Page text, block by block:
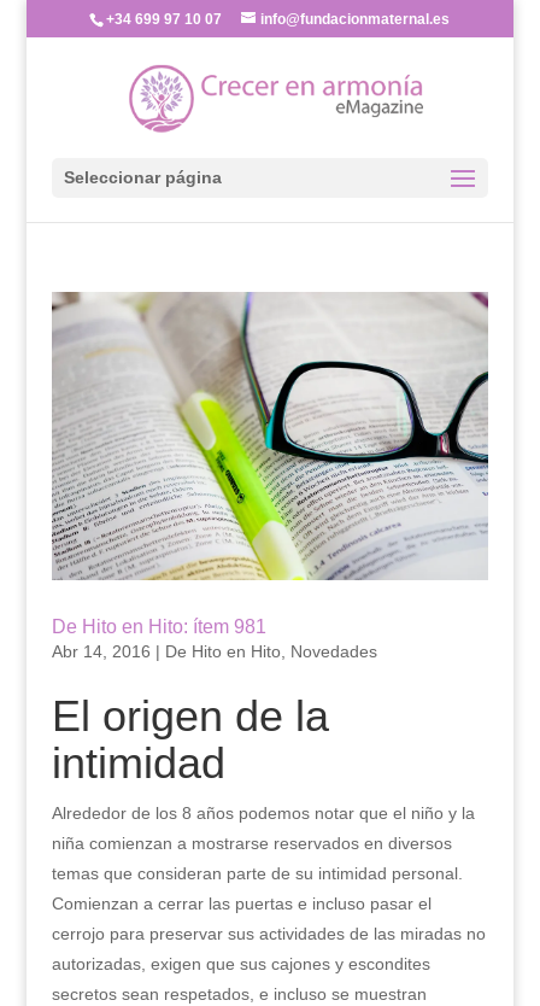
+34 699 97 10 07 info@fundacionmaternal.es
Seleccionar página
De Hito en Hito: ítem 981
Abr 14, 2016 | De Hito en Hito, Novedades
El origen de la
intimidad
Alrededor de los 8 años podemos notar que el niño y la
niña comienzan a mostrarse reservados en diversos
temas que consideran parte de su intimidad personal.
Comienzan a cerrar las puertas e incluso pasar el
cerrojo para preservar sus actividades de las miradas no
autorizadas, exigen que sus cajones y escondites
secretos sean respetados, e incluso se muestran